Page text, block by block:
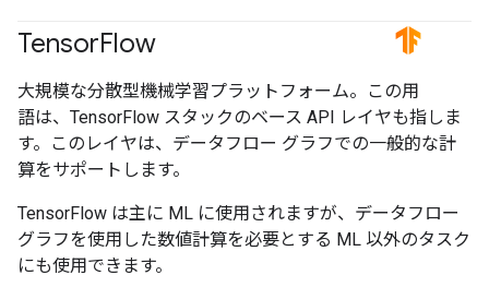
TensorFlow #TensorFlow
大規模な分散型機械学習プラットフォーム。この用
語は、TensorFlow スタックのベース API レイヤも指しま
す。このレイヤは、データフロー グラフでの一般的な計
算をサポートします。
TensorFlow は主に ML に使用されますが、データフロー
グラフを使用した数値計算を必要とする ML 以外のタスク
にも使用できます。